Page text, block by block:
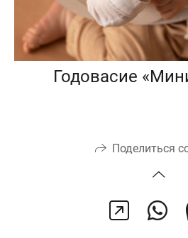
Годовасие
Поделиться